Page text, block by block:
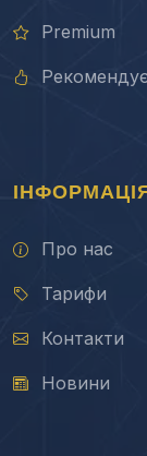
Premium
Про нас
Тарифи
Контакти
Новини